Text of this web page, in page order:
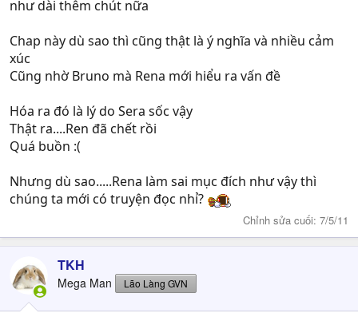
tóc xanh ấy sẽ ăn tươi nuốt sống cô gái.
“Cậu trông có vẻ khổ quá nhỉ ?” – Bruno hỏi.
“Khổ cái gì chứ…?”
“Thì nhìn Rena đi…con bé mà cứ như vậy…”
“Phải…đời này nhiều trắc trở lắm, biết đâu tôi ngủm thì
sao ?...Trong khi con bé vẫn như vầy…” – Ren uống cạn ly
nước lọc trên tay.
“Đừng có nói gở thế chứ…”
“Hahah…tôi không có dễ chết thế đâu. Làm việc dưới
được…” – nói xong, Ren nhìn Rena – “Tuy vậy, dù có
quyền năng đến đâu, tôi khó có thể thay đổi được em gái
“Tôi mong rằng, một ngày nào đó, Rena sẽ là chính bản
------​
như dài thêm chút nữa
Chap này dù sao thì cũng thật là ý nghĩa và nhiều cảm
xúc
Cũng nhờ Bruno mà Rena mới hiểu ra vấn đề
Hóa ra đó là lý do Sera sốc vậy
Thật ra....Ren đã chết rồi
Quá buồn :(
Nhưng dù sao.....Rena làm sai mục đích như vậy thì
chúng ta mới có truyện đọc nhỉ?
Chỉnh sửa cuối: 7/5/11
TKH
Mega Man Lão Làng GVN